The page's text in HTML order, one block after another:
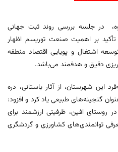
در جلسه بررسی روند ثبت جهانی
بر اهمیت صنعت توریسم اظهار
اشتغال و پویایی اقتصاد منطقه
دقیق و هدفمند می‌باشد.
این شهرستان، از آثار باستانی، دره
گنجینه‌های طبیعی یاد کرد و افزود:
روستای افین، ظرفیتی ارزشمند برای
توانمندی‌های کشاورزی و گردشگری